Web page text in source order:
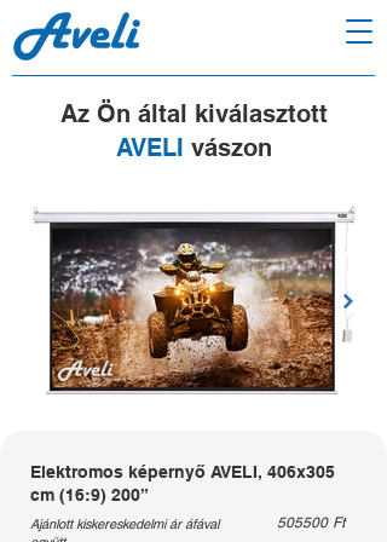
Az Ön által kiválasztott
AVELI vászon
Elektromos képernyő AVELI, 406x305
cm (16:9) 200”
Ajánlott kiskereskedelmi ár áfával
505500 Ft